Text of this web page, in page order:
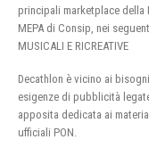
principali marketplace della
MEPA di Consip, nei
MUSICALI E RICREATIVE
Decathlon è vicino ai
esigenze di pubblicità
apposita dedicata ai
ufficiali PON.